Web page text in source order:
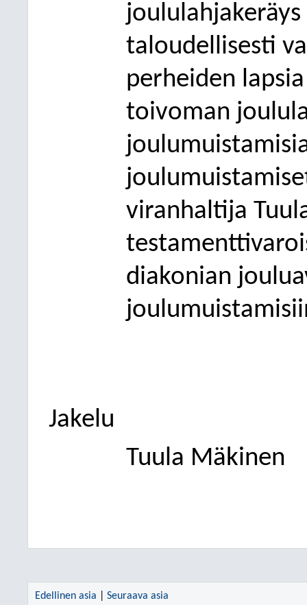
taloudellisesti
perheiden
toivoman
viranhaltija
diakonian
Jakelu
Tuula Mäkinen
Edellinen asia Seuraava asia